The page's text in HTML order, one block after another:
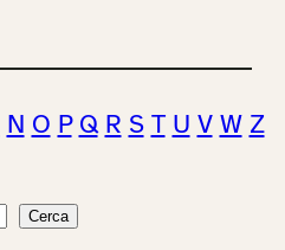
N O P Q R S T U V W Z
Cerca